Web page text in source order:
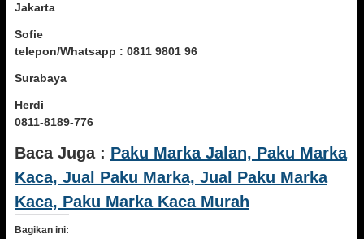
Jakarta
Sofie
telepon/Whatsapp : 0811 9801 96
Surabaya
Herdi
0811-8189-776
Baca Juga : Paku Marka Jalan, Paku Marka
Kaca, Jual Paku Marka, Jual Paku Marka
Kaca, Paku Marka Kaca Murah
Bagikan ini: